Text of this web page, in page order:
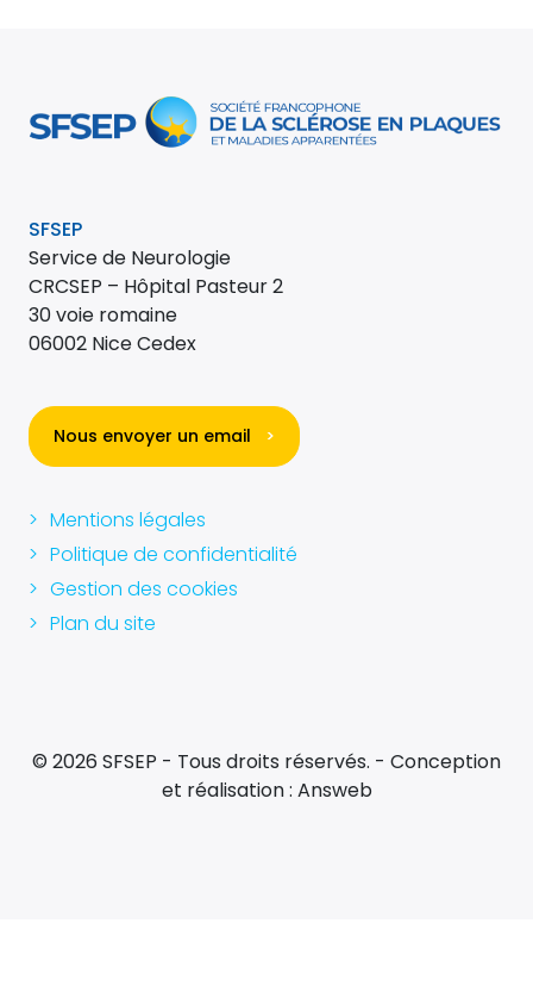
SFSEP
Service de Neurologie
CRCSEP – Hôpital Pasteur 2
30 voie romaine
06002 Nice Cedex
Nous envoyer un email >
Mentions légales
Politique de confidentialité
Gestion des cookies
Plan du site
© 2026 SFSEP - Tous droits réservés. - Conception
et réalisation : Answeb